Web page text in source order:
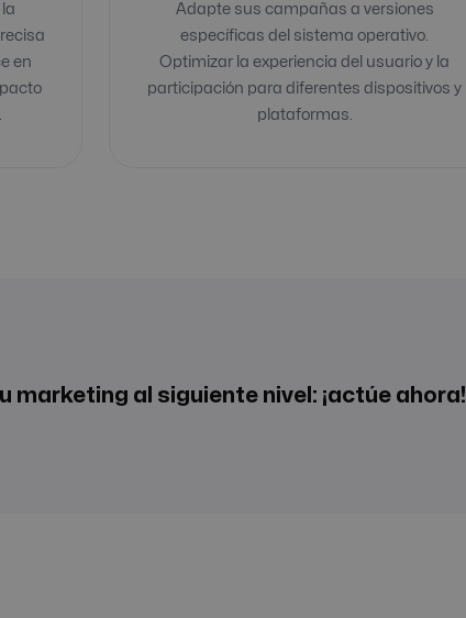
en
Adapte sus campañas a versiones
específicas del sistema operativo.
Optimizar la experiencia del usuario y la
participación para diferentes dispositivos y
plataformas.
marketing al siguiente nivel: ¡actúe ahora!